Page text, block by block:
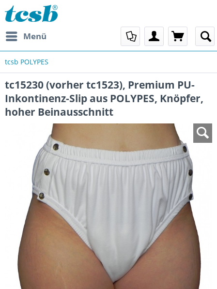
Menü
tcsb POLYPES
tc15230 (vorher tc1523), Premium PU-
Inkontinenz-Slip aus POLYPES, Knöpfer,
hoher Beinausschnitt